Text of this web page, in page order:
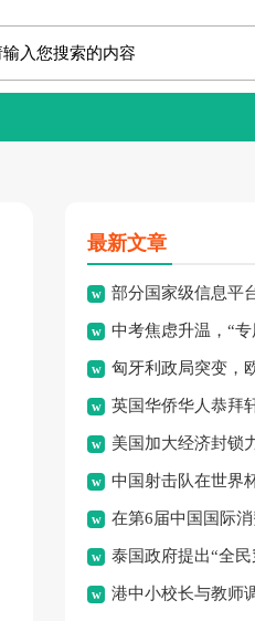
最新文章
部分国家级信息平
差、系统频繁崩溃、信
中考焦虑升温，“
销、“保过”私教乱象
匈牙利政局突变，
英国华侨华人恭拜
行，传承中华文化纽
美国加大经济封锁
元高点，黄金价格急
中国射击队在世界
绩：8金、3银、2铜。
在第6届中国国际
品牌集中展示了最新
泰国政府提出“全
强民族文化认同并拓
港中小校长与教师